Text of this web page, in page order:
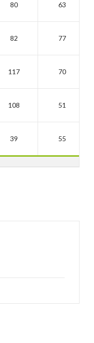
80 63
82 77
117 70
108 51
39 55